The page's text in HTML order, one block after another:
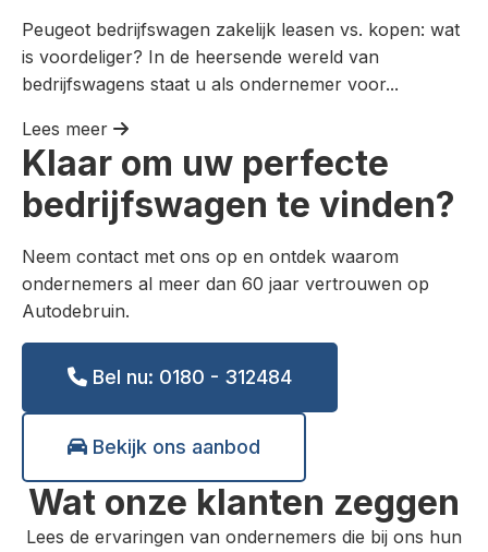
Peugeot bedrijfswagen zakelijk leasen vs. kopen: wat
is voordeliger? In de heersende wereld van
bedrijfswagens staat u als ondernemer voor...
Lees meer
Klaar om uw perfecte
bedrijfswagen te vinden?
Neem contact met ons op en ontdek waarom
ondernemers al meer dan 60 jaar vertrouwen op
Autodebruin.
Bel nu: 0180 - 312484
Bekijk ons aanbod
Wat onze klanten zeggen
Lees de ervaringen van ondernemers die bij ons hun